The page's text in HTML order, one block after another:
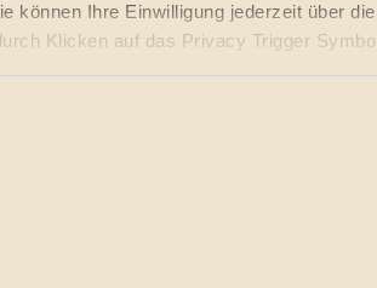
können Ihre Einwilligung jederzeit über
Klicken auf das Privacy Trigger
würden wir auch gerne:
durch aktives Scannen nach bestimmten
darüber, wie Ihre persönlichen Daten
Meeres- und Wildvögel im
vorbeischauen.
Stechmücken fühlen sich in
wieder zu dir zurückkommen.